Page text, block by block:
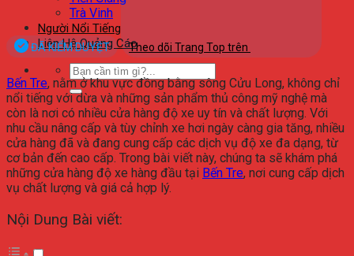
Trà Vinh
Người Nổi Tiếng
Liên Hệ Quảng Cáo
ĐÃ KIỂM DUYỆT Theo dõi Trang Top trên
Bến Tre, nằm ở khu vực đồng bằng sông Cửu Long, không chỉ
nổi tiếng với dừa và những sản phẩm thủ công mỹ nghệ mà
còn là nơi có nhiều cửa hàng độ xe uy tín và chất lượng. Với
nhu cầu nâng cấp và tùy chỉnh xe hơi ngày càng gia tăng, nhiều
cửa hàng đã và đang cung cấp các dịch vụ độ xe đa dạng, từ
cơ bản đến cao cấp. Trong bài viết này, chúng ta sẽ khám phá
những cửa hàng độ xe hàng đầu tại Bến Tre, nơi cung cấp dịch
vụ chất lượng và giá cả hợp lý.
Nội Dung Bài viết: